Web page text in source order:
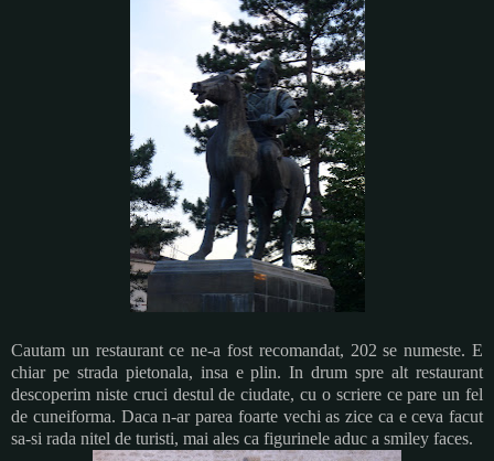
Cautam un restaurant ce ne-a fost recomandat, 202 se numeste. E
chiar pe strada pietonala, insa e plin. In drum spre alt restaurant
descoperim niste cruci destul de ciudate, cu o scriere ce pare un fel
de cuneiforma. Daca n-ar parea foarte vechi as zice ca e ceva facut
sa-si rada nitel de turisti, mai ales ca figurinele aduc a smiley faces.